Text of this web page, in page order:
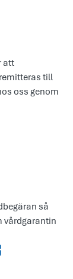
att
till
oss genom
så
vårdgarantin